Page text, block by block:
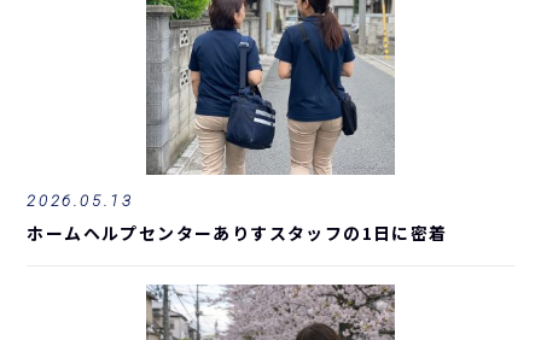
2026.05.13
ホームヘルプセンターありすスタッフの1日に密着